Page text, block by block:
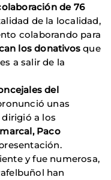
de 76
de la localidad,
colaborando para
los donativosque
a salir de la
del
unas
dirigió a los
Paco
y fue numerosa,
han